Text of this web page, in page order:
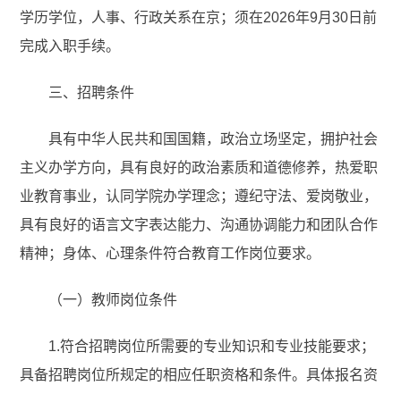
学历学位，人事、行政关系在京；须在2026年9月30日前
完成入职手续。
三、招聘条件
具有中华人民共和国国籍，政治立场坚定，拥护社会
主义办学方向，具有良好的政治素质和道德修养，热爱职
业教育事业，认同学院办学理念；遵纪守法、爱岗敬业，
具有良好的语言文字表达能力、沟通协调能力和团队合作
精神；身体、心理条件符合教育工作岗位要求。
（一）教师岗位条件
1.符合招聘岗位所需要的专业知识和专业技能要求；
具备招聘岗位所规定的相应任职资格和条件。具体报名资